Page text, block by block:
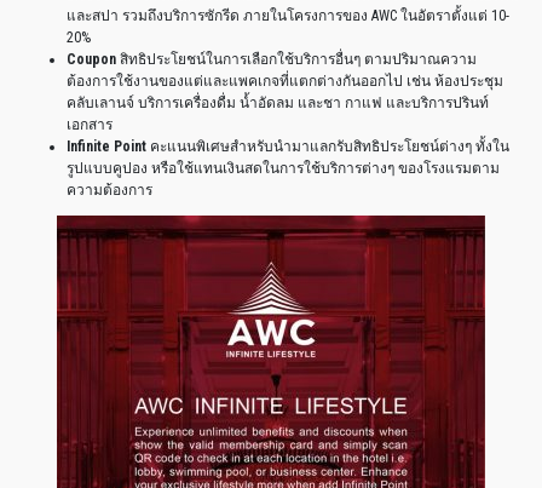
และสปา รวมถึงบริการซักรีด ภายในโครงการของ AWC ในอัตราตั้งแต่ 10-
20%
Coupon สิทธิประโยชน์ในการเลือกใช้บริการอื่นๆ ตามปริมาณความ
ต้องการใช้งานของแต่และแพคเกจที่แตกต่างกันออกไป เช่น ห้องประชุม
คลับเลานจ์ บริการเครื่องดื่ม น้ำอัดลม และชา กาแฟ และบริการปรินท์
เอกสาร
Infinite Point คะแนนพิเศษสำหรับนำมาแลกรับสิทธิประโยชน์ต่างๆ ทั้งใน
รูปแบบคูปอง หรือใช้แทนเงินสดในการใช้บริการต่างๆ ของโรงแรมตาม
ความต้องการ